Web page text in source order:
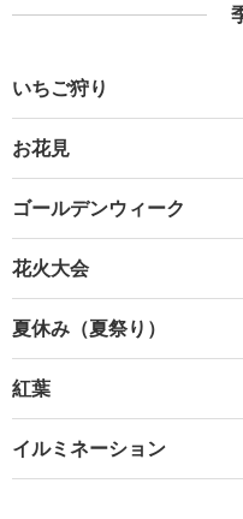
いちご狩り
お花見
ゴールデンウィーク
花火大会
夏休み（夏祭り）
紅葉
イルミネーション